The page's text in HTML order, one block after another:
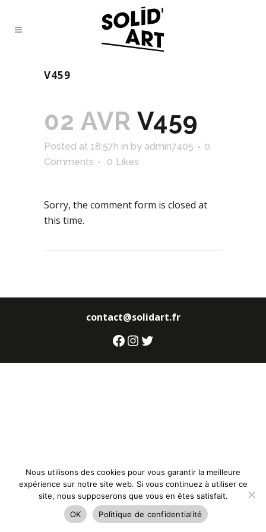
V459
02 AVR V459
Posted at 18:57h in by admin7405
0
Comments
0 Likes
Sorry, the comment form is closed at
this time.
contact@solidart.fr
Facebook
Instagram
Twitter
Nous utilisons des cookies pour vous garantir la meilleure
expérience sur notre site web. Si vous continuez à utiliser ce
site, nous supposerons que vous en êtes satisfait.
OK
Politique de confidentialité